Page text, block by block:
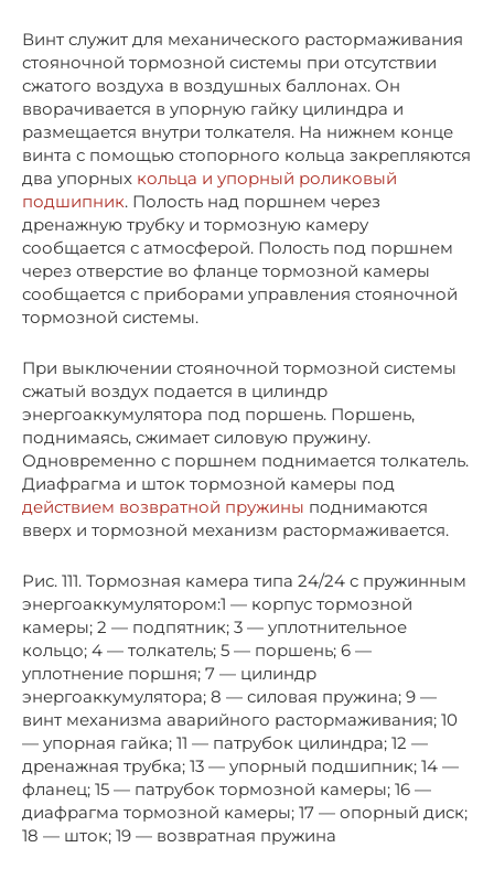
Винт служит для механического растормаживания
стояночной тормозной системы при отсутствии
сжатого воздуха в воздушных баллонах. Он
вворачивается в упорную гайку цилиндра и
размещается внутри толкателя. На нижнем конце
винта с помощью стопорного кольца закрепляются
два упорных кольца и упорный роликовый
подшипник. Полость над поршнем через
дренажную трубку и тормозную камеру
сообщается с атмосферой. Полость под поршнем
через отверстие во фланце тормозной камеры
сообщается с приборами управления стояночной
тормозной системы.
При выключении стояночной тормозной системы
сжатый воздух подается в цилиндр
энергоаккумулятора под поршень. Поршень,
поднимаясь, сжимает силовую пружину.
Одновременно с поршнем поднимается толкатель.
Диафрагма и шток тормозной камеры под
действием возвратной пружины поднимаются
вверх и тормозной механизм растормаживается.
Рис. 111. Тормозная камера типа 24/24 с пружинным
энергоаккумулятором:1 — корпус тормозной
камеры; 2 — подпятник; 3 — уплотнительное
кольцо; 4 — толкатель; 5 — поршень; 6 —
уплотнение поршня; 7 — цилиндр
энергоаккумулятора; 8 — силовая пружина; 9 —
винт механизма аварийного растормаживания; 10
— упорная гайка; 11 — патрубок цилиндра; 12 —
дренажная трубка; 13 — упорный подшипник; 14 —
фланец; 15 — патрубок тормозной камеры; 16 —
диафрагма тормозной камеры; 17 — опорный диск;
18 — шток; 19 — возвратная пружина